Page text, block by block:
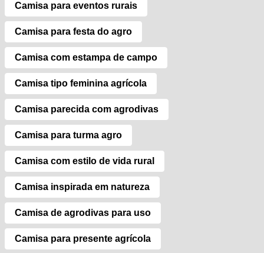
Camisa para eventos rurais
Camisa para festa do agro
Camisa com estampa de campo
Camisa tipo feminina agrícola
Camisa parecida com agrodivas
Camisa para turma agro
Camisa com estilo de vida rural
Camisa inspirada em natureza
Camisa de agrodivas para uso
Camisa para presente agrícola